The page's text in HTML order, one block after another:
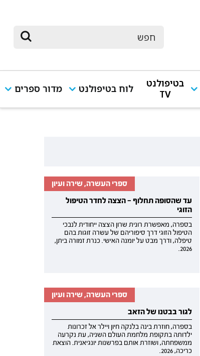
בטיפולנט
TV
לוח בטיפולנט מדור ספרים
ספרי העשרה, שירה ועיון
עד שהסופה תחלוף — הצצה לחדר הטיפול
הזוגי
בספרה, מאפשרת רונית שרון הצצה ייחודית לנבכי
הטיפול הזוגי דרך סיפוריהם של עשרה זוגות בהם
טיפלה, ודרך מבט על יומנה האישי. כנרת זמורה ביתן,
2026.
ספרי העשרה, שירה ועיון
לגור בבטנו של הזאב
בספרה, חוזרת בינה בלנקה חיון ויילר אל זכרונות
ילדותה בתקופת מלחמת העולם השניה, עת נקרעה
ממשפחתה, ושוזרת אותם בפרשנות יונגיאנית. הוצאת
כריכה, 2026.